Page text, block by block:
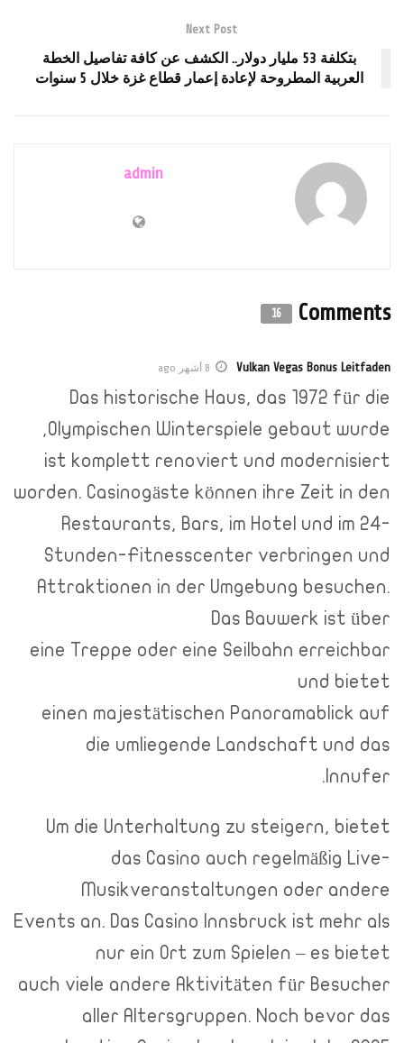
Next Post
بتكلفة 53 مليار دولار.. الكشف عن كافة تفاصيل الخطة
العربية المطروحة لإعادة إعمار قطاع غزة خلال 5 سنوات
admin
Comments
16
Vulkan Vegas Bonus Leitfaden 8 أشهر ago
Das historische Haus, das 1972 für die
Olympischen Winterspiele gebaut wurde,
ist komplett renoviert und modernisiert
worden. Casinogäste können ihre Zeit in den
Restaurants, Bars, im Hotel und im 24-
Stunden-Fitnesscenter verbringen und
Attraktionen in der Umgebung besuchen.
Das Bauwerk ist über
eine Treppe oder eine Seilbahn erreichbar
und bietet
einen majestätischen Panoramablick auf
die umliegende Landschaft und das
Innufer.
Um die Unterhaltung zu steigern, bietet
das Casino auch regelmäßig Live-
Musikveranstaltungen oder andere
Events an. Das Casino Innsbruck ist mehr als
nur ein Ort zum Spielen – es bietet
auch viele andere Aktivitäten für Besucher
aller Altersgruppen. Noch bevor das